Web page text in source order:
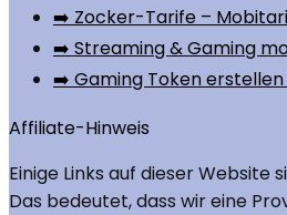
➡️ Zocker-Tarife –
➡️ Streaming & Gaming
➡️ Gaming Token
Affiliate-Hinweis
Einige Links auf dieser Website
Das bedeutet, dass wir eine